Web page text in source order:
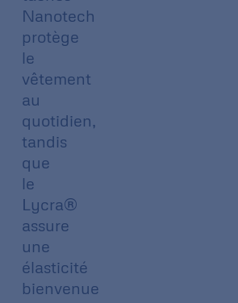
Nanotech
protège
le
vêtement
au
quotidien,
tandis
que
le
Lycra®
assure
une
élasticité
bienvenue